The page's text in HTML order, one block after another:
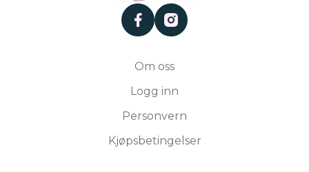
facebookinstagram
Om oss
Logg inn
Personvern
Kjøpsbetingelser